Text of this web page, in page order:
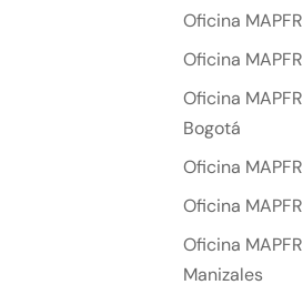
Oficina
Oficina
Oficina
Bogotá
Oficina
Oficina
Oficina
Manizales